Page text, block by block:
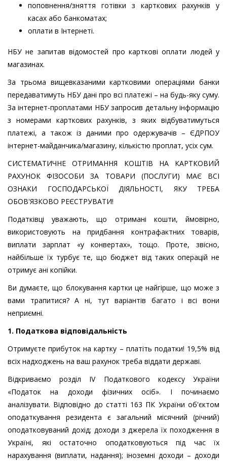
поповнення/зняття готівки з карткових рахунків у
касах або банкоматах;
оплати в Інтернеті.
НБУ не запитав відомостей про карткові оплати людей у
магазинах.
За трьома вищевказаними картковими операціями банки
передаватимуть НБУ дані про всі платежі – на будь-яку суму.
За інтернет-проплатами НБУ запросив детальну інформацію
з номерами карткових рахунків, з яких відбуватимуться
платежі, а також із даними про одержувачів – ЄДРПОУ
інтернет-майданчика/магазину, кількістю проплат, усіх сум.
СИСТЕМАТИЧНЕ ОТРИМАННЯ КОШТІВ НА КАРТКОВИЙ
РАХУНОК ФІЗОСОБИ ЗА ТОВАРИ (ПОСЛУГИ) МАЄ ВСІ
ОЗНАКИ ГОСПОДАРСЬКОЇ ДІЯЛЬНОСТІ, ЯКУ ТРЕБА
ОБОВ'ЯЗКОВО РЕЄСТРУВАТИ!
Податківці уважають, що отримані кошти, ймовірно,
використовують на придбання контрафактних товарів,
виплати зарплат «у конвертах», тощо. Проте, звісно,
найбільше їх турбує те, що бюджет від таких операцій не
отримує ані копійки.
Ви думаєте, що блокування картки це найгірше, що може з
вами трапитися? А ні, тут варіантів багато і всі вони
неприємні.
1. Податкова відповідальність
Отримуєте прибуток на картку – платіть податки! 19,5% від
всіх надходжень на ваш рахунок треба віддати державі.
Відкриваємо розділ IV Податкового кодексу України
«Податок на доходи фізичних осіб». І починаємо
аналізувати. Відповідно до статті 163 ПК України об'єктом
оподаткування резидента є загальний місячний (річний)
оподатковуваний дохід; доходи з джерела їх походження в
Україні, які остаточно оподатковуються під час їх
нарахування (виплати, надання); іноземні доходи – доходи